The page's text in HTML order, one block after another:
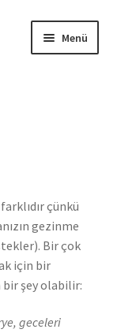
Menü
çünkü
gezinme
Bir çok
için bir
bir şey olabilir:
geceleri